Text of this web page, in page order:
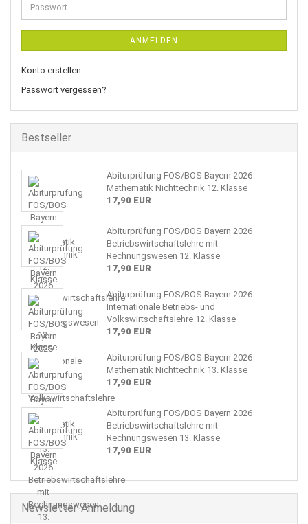
Passwort
ANMELDEN
Konto erstellen
Passwort vergessen?
Bestseller
Abiturprüfung FOS/BOS Bayern 2026
Mathematik Nichttechnik 12. Klasse
17,90 EUR
Abiturprüfung FOS/BOS Bayern 2026
Betriebswirtschaftslehre mit
Rechnungswesen 12. Klasse
17,90 EUR
Abiturprüfung FOS/BOS Bayern 2026
Internationale Betriebs- und
Volkswirtschaftslehre 12. Klasse
17,90 EUR
Abiturprüfung FOS/BOS Bayern 2026
Mathematik Nichttechnik 13. Klasse
17,90 EUR
Abiturprüfung FOS/BOS Bayern 2026
Betriebswirtschaftslehre mit
Rechnungswesen 13. Klasse
17,90 EUR
Newsletter-Anmeldung